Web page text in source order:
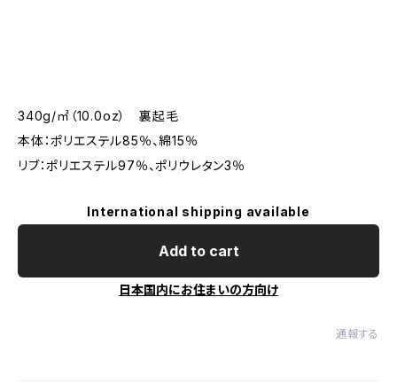
340g/㎡（10.0oz） 裏起毛
本体：ポリエステル85％、綿15％
リブ：ポリエステル97％、ポリウレタン3％
International shipping available
Add to cart
日本国内にお住まいの方向け
通報する